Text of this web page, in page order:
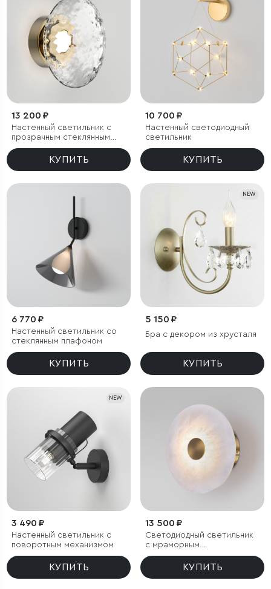
13 200 ₽
Настенный светильник с
прозрачным стеклянным
плафоном
КУПИТЬ
10 700 ₽
Настенный светодиодный
светильник
КУПИТЬ
6 770 ₽
Настенный светильник со
стеклянным плафоном
КУПИТЬ
NEW
5 150 ₽
Бра с декором из хрусталя
КУПИТЬ
NEW
3 490 ₽
Настенный светильник с
поворотным механизмом
КУПИТЬ
13 500 ₽
Светодиодный светильник
с мраморным
рассеивателем
КУПИТЬ